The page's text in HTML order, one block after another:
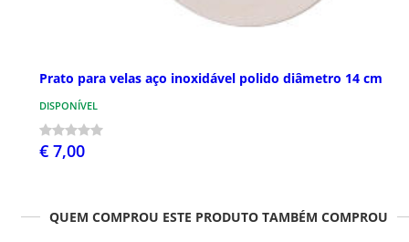
Prato para velas aço inoxidável polido diâmetro 14 cm
DISPONÍVEL
€ 7,00
QUEM COMPROU ESTE PRODUTO TAMBÉM COMPROU